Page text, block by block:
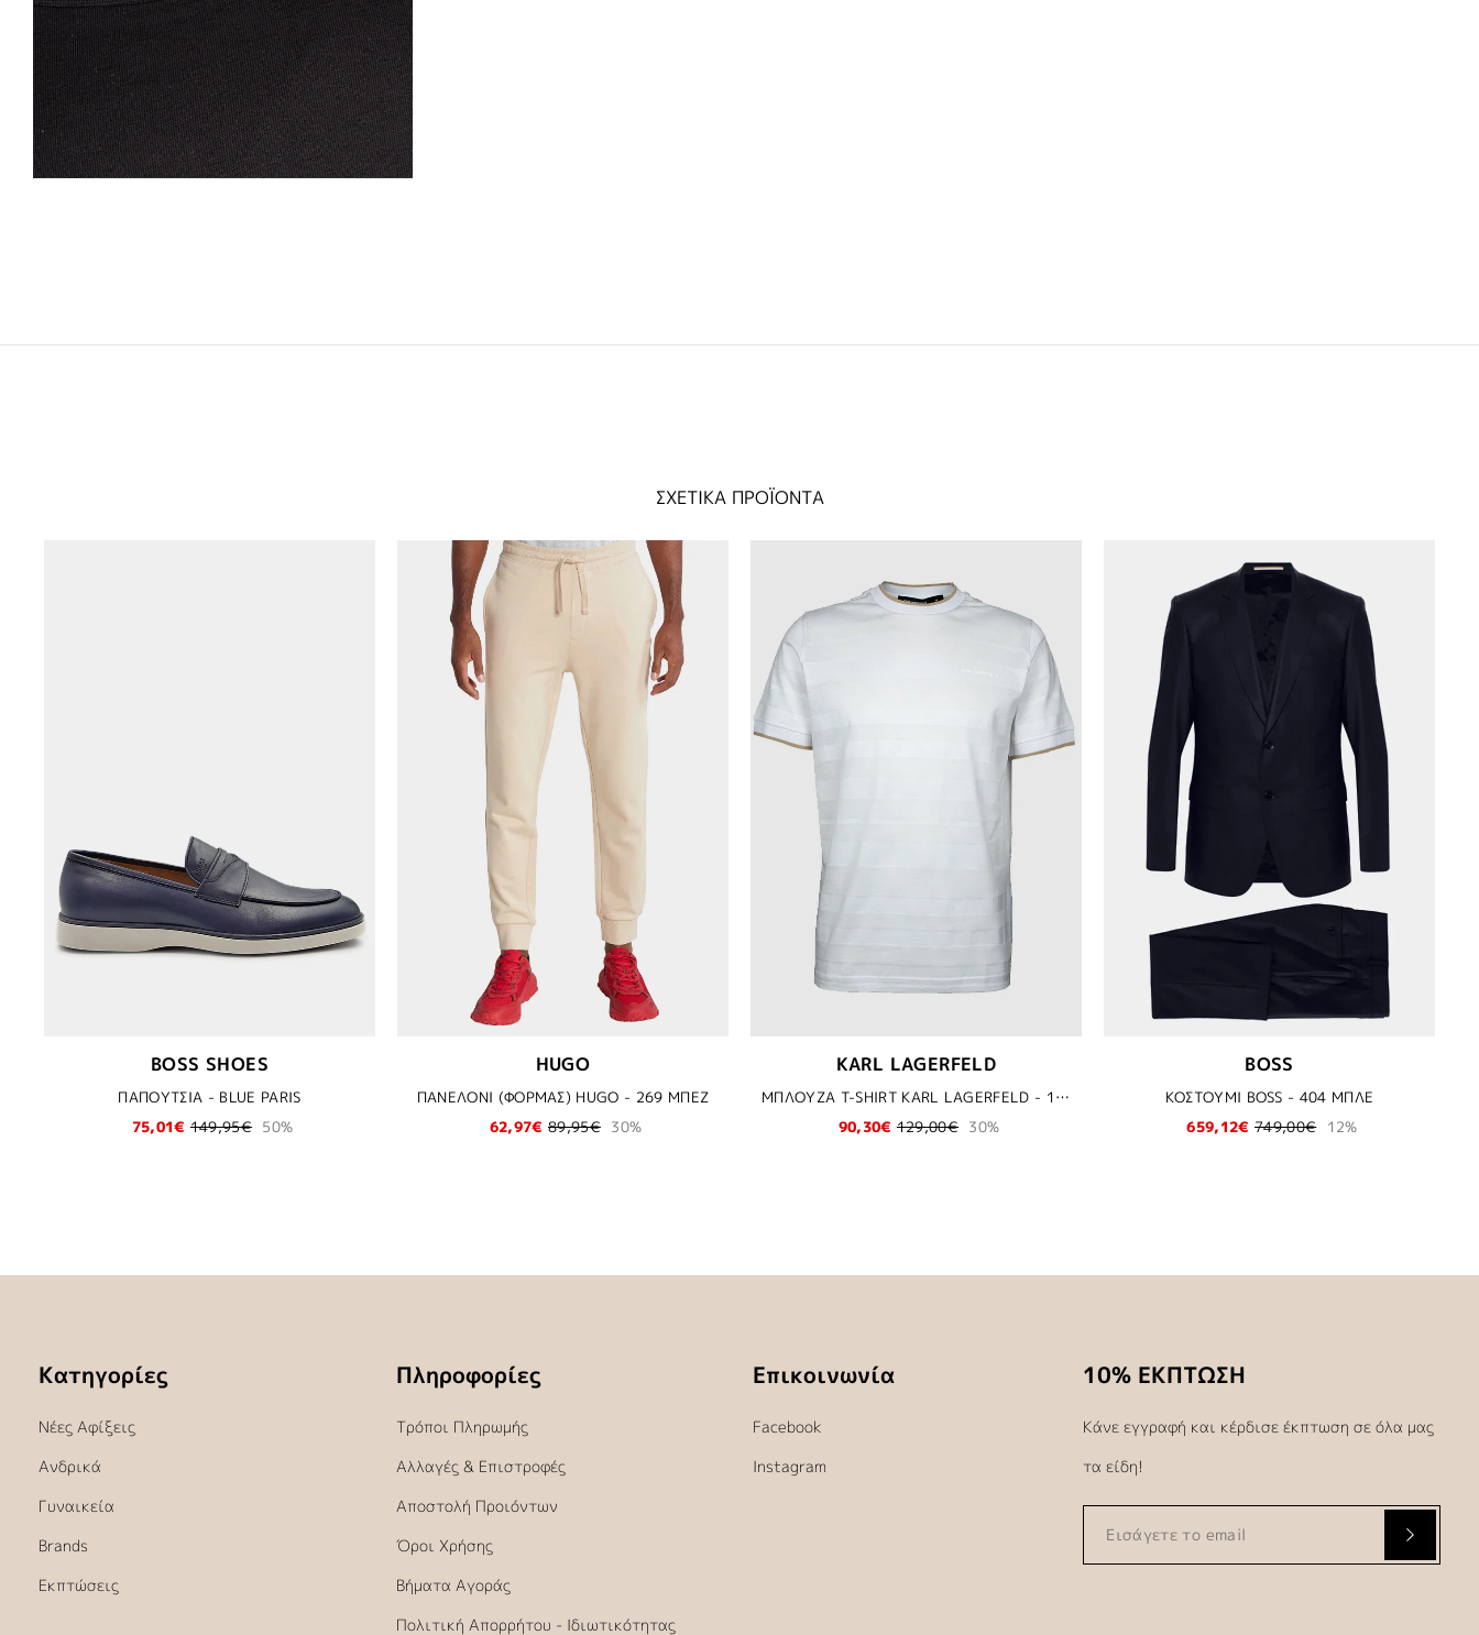
ΣΧΕΤΙΚΑ ΠΡΟΪΟΝΤΑ
BOSS SHOES
ΠΑΠΟΥΤΣΙΑ - BLUE PARIS
75,01€ 149,95€ 50%
HUGO
ΠΑΝΕΛΟΝΙ (ΦΟΡΜΑΣ) HUGO - 269 ΜΠΕΖ
62,97€ 89,95€ 30%
KARL LAGERFELD
ΜΠΛΟΥΖΑ T-SHIRT KARL LAGERFELD - 10 ΛΕΥΚΟ
90,30€ 129,00€ 30%
BOSS
ΚΟΣΤΟΥΜΙ BOSS - 404 ΜΠΛΕ
659,12€ 749,00€ 12%
Κατηγορίες
Νέες Αφίξεις
Ανδρικά
Γυναικεία
Brands
Εκπτώσεις
Πληροφορίες
Τρόποι Πληρωμής
Αλλαγές & Επιστροφές
Αποστολή Προιόντων
Όροι Χρήσης
Βήματα Αγοράς
Πολιτική Απορρήτου - Ιδιωτικότητας
Επικοινωνία
Facebook
Instagram
10% ΕΚΠΤΩΣΗ
Κάνε εγγραφή και κέρδισε έκπτωση σε όλα μας
τα είδη!